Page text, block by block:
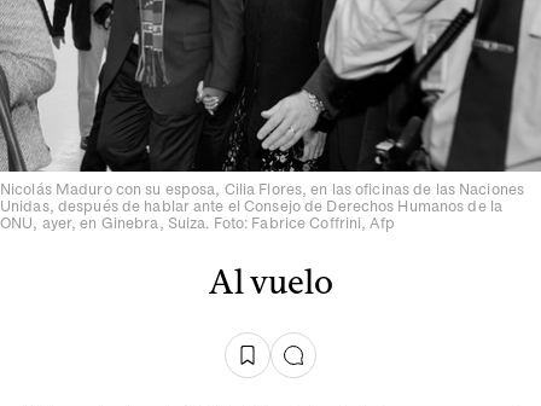
Nicolás Maduro con su esposa, Cilia Flores, en las oficinas de las Naciones
Unidas, después de hablar ante el Consejo de Derechos Humanos de la
ONU, ayer, en Ginebra, Suiza. Foto: Fabrice Coffrini, Afp
Al vuelo